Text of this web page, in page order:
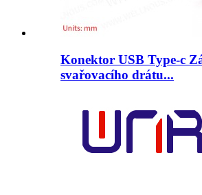
Konektor USB Type-c
svařovacího drátu...